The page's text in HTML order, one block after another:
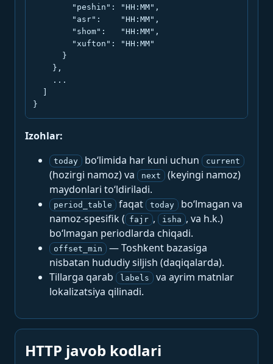
        "peshin": "HH:MM",
        "asr":    "HH:MM",
        "shom":   "HH:MM",
        "xufton": "HH:MM"
      }
    },
    ...
}
Izohlar:
today bo‘limida har kuni uchun current
(hozirgi namoz) va next
(keyingi namoz)
maydonlari to‘ldiriladi.
period_table faqat today
bo‘lmagan va
namoz-spesifik ( fajr , isha , va h.k.)
bo‘lmagan periodlarda chiqadi.
offset_min
— Toshkent bazasiga
nisbatan hududiy siljish (daqiqalarda).
Tillarga qarab
labels
va ayrim matnlar
lokalizatsiya qilinadi.
HTTP javob kodlari